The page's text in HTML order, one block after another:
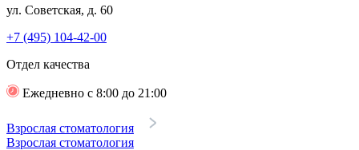
ул. Советская, д. 60
+7 (495) 104-42-00
Отдел качества
Ежедневно с 8:00 до 21:00
Взрослая стоматология
Взрослая стоматология